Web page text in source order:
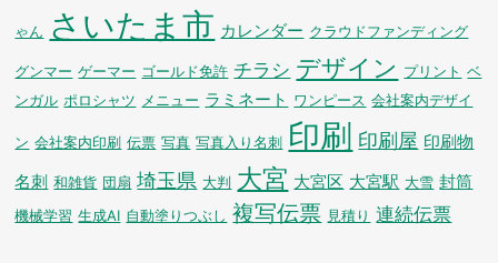
ゃん さいたま市 カレンダー クラウドファンディング
グンマー ゲーマー ゴールド免許 チラシ デザイン プリント ベ
ンガル ポロシャツ メニュー ラミネート ワンピース 会社案内デザイ
ン 会社案内印刷 伝票 写真 写真入り名刺 印刷 印刷屋 印刷物
名刺 和雑貨 団扇 埼玉県 大判 大宮 大宮区 大宮駅 大雪 封筒
機械学習 生成AI 自動塗りつぶし 複写伝票 見積り 連続伝票